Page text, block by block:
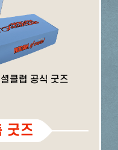
클럽 공식 굿즈
굿즈